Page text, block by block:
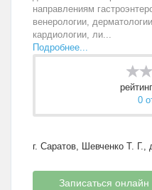
направлениям
венерологии,
кардиологии, ли...
Подробнее...
0
г. Саратов, Шевченко Т. Г.,
Записаться онлайн